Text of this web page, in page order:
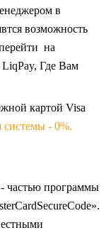
в
возможность
на
LiqPay, Где Вам
картой Visa
системы - 0%.
- частью программы